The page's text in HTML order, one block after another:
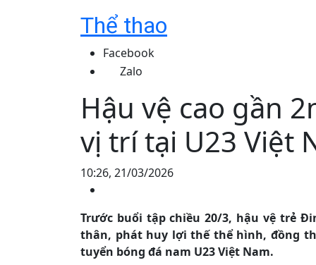
Thể thao
Facebook
Zalo
Hậu vệ cao gần
vị trí tại U23 Việt
10:26, 21/03/2026
Trước buổi tập chiều 20/3, hậu vệ trẻ
thân, phát huy lợi thế thể hình, đồng
tuyển bóng đá nam U23 Việt Nam.